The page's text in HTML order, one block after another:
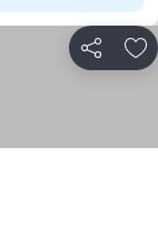
Partilhar
preços